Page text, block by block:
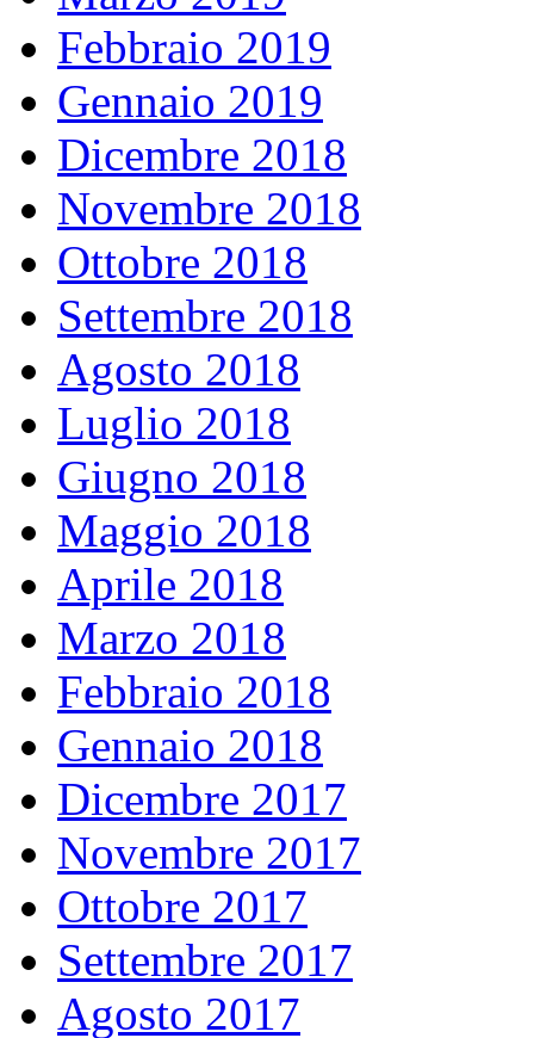
Febbraio 2019
Gennaio 2019
Dicembre 2018
Novembre 2018
Ottobre 2018
Settembre 2018
Agosto 2018
Luglio 2018
Giugno 2018
Maggio 2018
Aprile 2018
Marzo 2018
Febbraio 2018
Gennaio 2018
Dicembre 2017
Novembre 2017
Ottobre 2017
Settembre 2017
Agosto 2017